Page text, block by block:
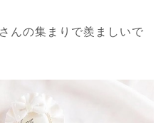
んの集まりで羨ましいで